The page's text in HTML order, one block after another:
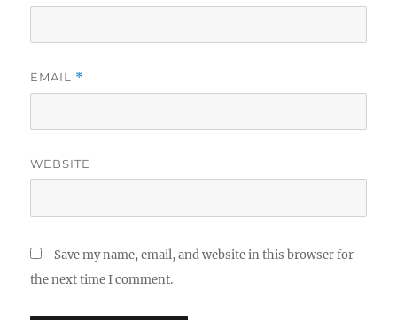
EMAIL *
WEBSITE
Save my name, email, and website in this browser for
the next time I comment.